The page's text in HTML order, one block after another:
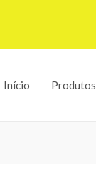
Início Produtos